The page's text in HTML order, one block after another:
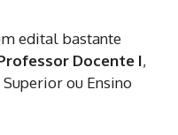
edital bastante
Docente I,
ou Ensino